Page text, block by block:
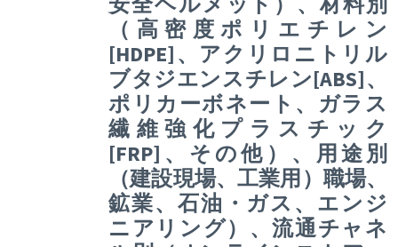
（高密度ポリエチレン
[HDPE]、アクリロニトリル
ブタジエンスチレン[ABS]、
ポリカーボネート、ガラス
繊維強化プラスチック
[FRP]、その他）、用途別
（建設現場、工業用）職場、
鉱業、石油・ガス、エンジ
ニアリング）、流通チャネ